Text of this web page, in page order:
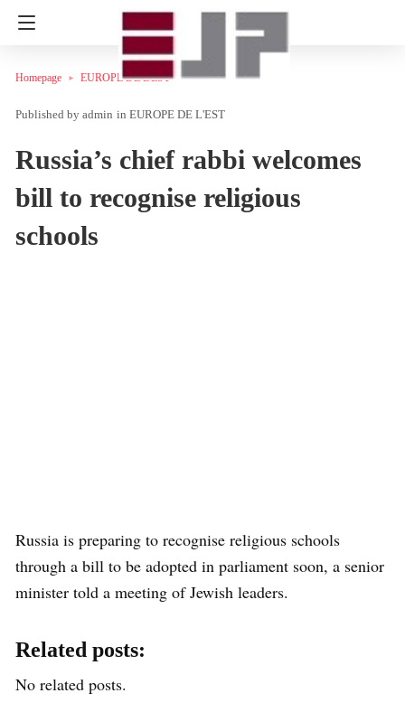
Homepage EUROPE DE L'EST
admin in EUROPE DE L'EST
Russia’s chief rabbi welcomes
bill to recognise religious
schools
Russia is preparing to recognise religious schools
through a bill to be adopted in parliament soon, a senior
minister told a meeting of Jewish leaders.
Related posts:
No related posts.